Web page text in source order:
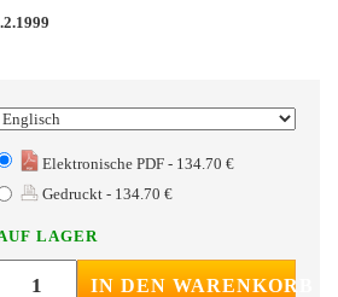
Elektronische PDF - 134.70 €
Gedruckt - 134.70 €
LAGER
IN DEN WARENKORB